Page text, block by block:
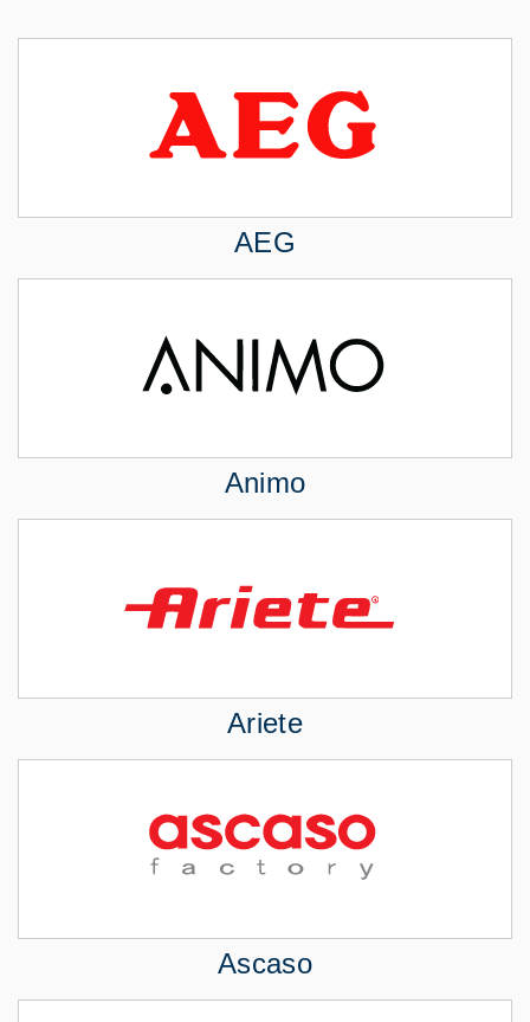
AEG
Animo
Ariete
Ascaso